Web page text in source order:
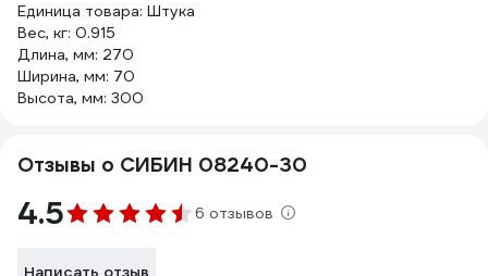
Единица товара: Штука
Вес, кг: 0.915
Длина, мм: 270
Ширина, мм: 70
Высота, мм: 300
Отзывы о СИБИН 08240-30
4.5 6 отзывов
Написать отзыв